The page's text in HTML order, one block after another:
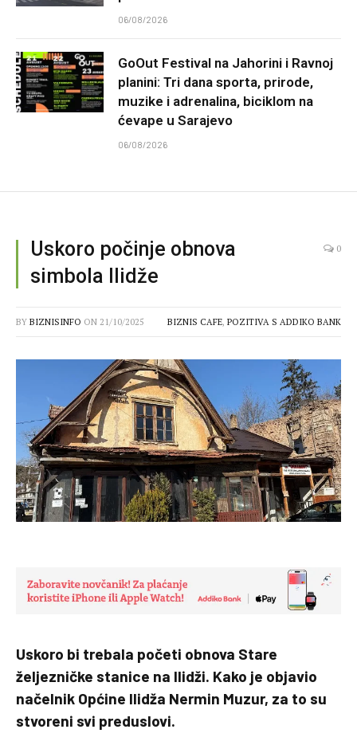
06/08/2026
GoOut Festival na Jahorini i Ravnoj
planini: Tri dana sporta, prirode,
muzike i adrenalina, biciklom na
ćevape u Sarajevo
06/08/2026
Uskoro počinje obnova
simbola Ilidže
0
BY BIZNISINFO ON 21/10/2025 BIZNIS CAFE, POZITIVA S ADDIKO BANK
Uskoro bi trebala početi obnova Stare
željezničke stanice na Ilidži. Kako je objavio
načelnik Općine Ilidža Nermin Muzur, za to su
stvoreni svi preduslovi.